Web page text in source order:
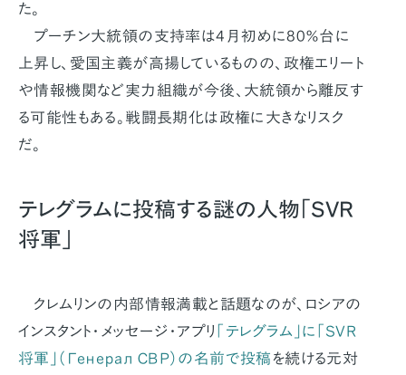
た。
プーチン大統領の支持率は4月初めに80％台に
上昇し、愛国主義が高揚しているものの、政権エリート
や情報機関など実力組織が今後、大統領から離反す
る可能性もある。戦闘長期化は政権に大きなリスク
だ。
テレグラムに投稿する謎の人物「SVR
将軍」
クレムリンの内部情報満載と話題なのが、ロシアの
インスタント・メッセージ・アプリ
「テレグラム」に「SVR
将軍」（Генерал СВР）の名前で投稿 を続ける元対